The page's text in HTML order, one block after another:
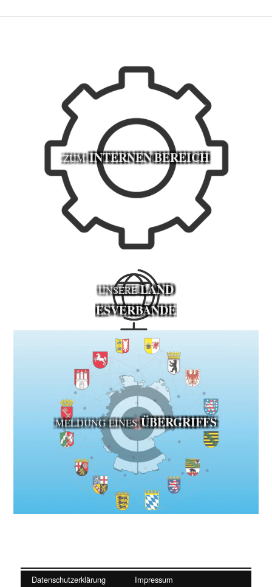
ZUMINTERNEN BEREICH
UNSERELAND
ESVERBÄNDE
MELDUNG EINESÜBERGRIFFS
Datenschutzerklärung Impressum